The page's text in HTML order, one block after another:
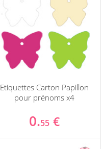
Etiquettes Carton Papillon
pour prénoms x4
0.55 €